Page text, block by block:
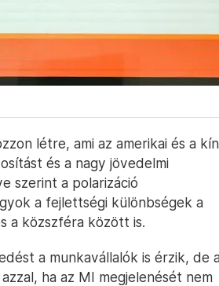
létre, ami az amerikai és a
és a nagy jövedelmi
szerint a polarizáció
a fejlettségi különbségek a
a közszféra között is.
a munkavállalók is érzik, de
ha az MI megjelenését nem